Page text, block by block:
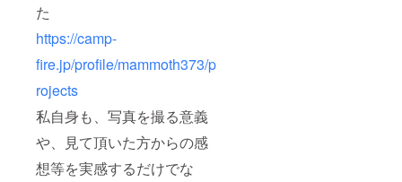
た
https://camp-
fire.jp/profile/mammoth373/p
rojects
私自身も、写真を撮る意義
や、見て頂いた方からの感
想等を実感するだけでな